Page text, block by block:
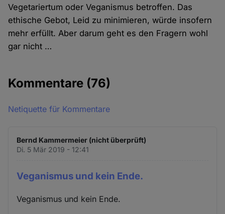
Vegetariertum oder Veganismus betroffen. Das
ethische Gebot, Leid zu minimieren, würde insofern
mehr erfüllt. Aber darum geht es den Fragern wohl
gar nicht …
Kommentare (76)
Netiquette für Kommentare
Bernd Kammermeier (nicht überprüft)
Di. 5 Mär 2019 - 12:41
Veganismus und kein Ende.
Veganismus und kein Ende.